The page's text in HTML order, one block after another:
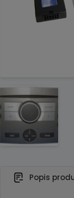
Popis